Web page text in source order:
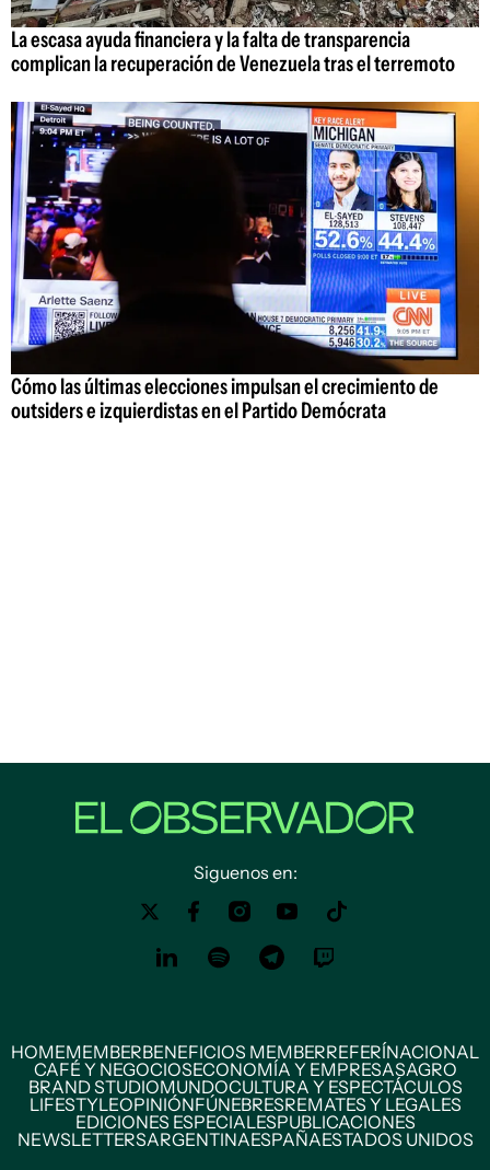
La escasa ayuda financiera y la falta de transparencia
complican la recuperación de Venezuela tras el terremoto
Cómo las últimas elecciones impulsan el crecimiento de
outsiders e izquierdistas en el Partido Demócrata
Siguenos en:
HOMEMEMBERBENEFICIOS MEMBERREFERÍNACIONAL
CAFÉ Y NEGOCIOSECONOMÍA Y EMPRESASAGRO
BRAND STUDIOMUNDOCULTURA Y ESPECTÁCULOS
LIFESTYLEOPINIÓNFÚNEBRESREMATES Y LEGALES
EDICIONES ESPECIALESPUBLICACIONES
NEWSLETTERSARGENTINAESPAÑAESTADOS UNIDOS